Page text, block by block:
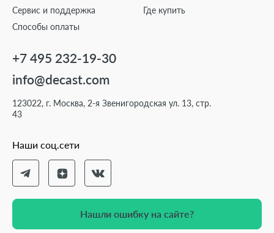
Сервис и поддержка
Где купить
Способы оплаты
+7 495 232-19-30
info@decast.com
123022, г. Москва, 2-я Звенигородская ул. 13, стр.
43
Наши соц.сети
Нашли ошибку на сайте?